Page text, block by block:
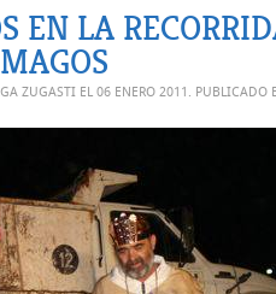
EN LA
ZUGASTI EL 06 ENERO 2011 . PUBLICADO